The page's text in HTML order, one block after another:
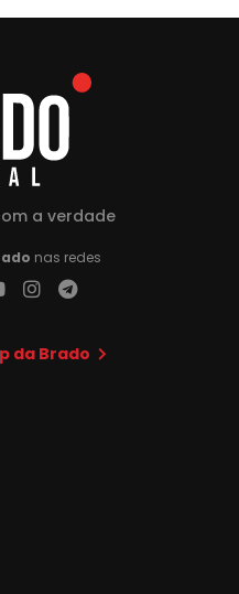
a verdade
nas redes
da Brado